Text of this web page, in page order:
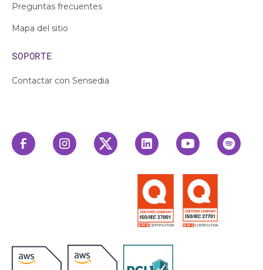
Preguntas frecuentes
Mapa del sitio
SOPORTE
Contactar con Sensedia